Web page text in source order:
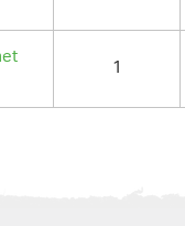
1